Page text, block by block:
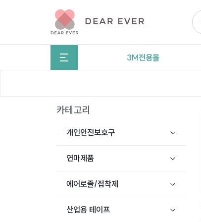
3M전용몰
카테고리
개인안전보호구
연마제품
에어로졸/접착제
산업용 테이프